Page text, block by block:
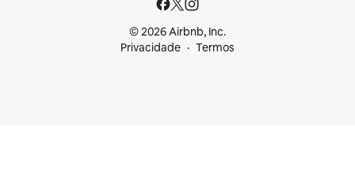
© 2026 Airbnb, Inc.
Privacidade
Termos